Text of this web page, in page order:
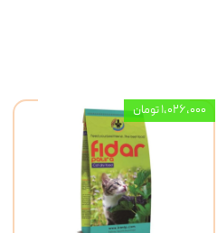
۱,۰۲۶,۰۰۰ تومان